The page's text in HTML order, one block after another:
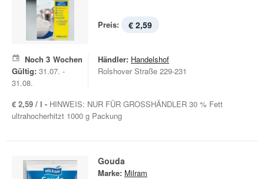
Preis: € 2,59
Noch 3 Wochen
Gültig: 31.07. -
31.08.
Händler: Handelshof
Rolshover Straße 229-231
€ 2,59 / l - HINWEIS: NUR FÜR GROSSHÄNDLER 30 % Fett
ultrahocherhitzt 1000 g Packung
Gouda
Marke: Milram